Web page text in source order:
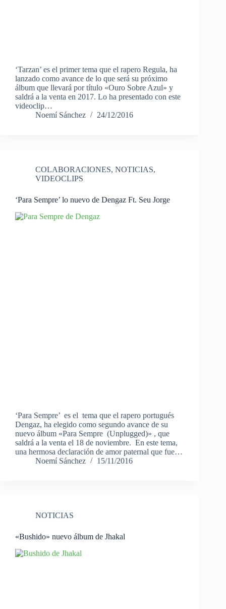
‘Tarzan’ es el primer tema que el rapero Regula, ha
lanzado como avance de lo que será su próximo
álbum que llevará por título «Ouro Sobre Azul» y
saldrá a la venta en 2017. Lo ha presentado con este
videoclip…
Noemí Sánchez
24/12/2016
COLABORACIONES, NOTICIAS,
VIDEOCLIPS
‘Para Sempre’ lo nuevo de Dengaz Ft. Seu Jorge
‘Para Sempre’ es el tema que el rapero portugués
Dengaz, ha elegido como segundo avance de su
nuevo álbum «Para Sempre (Unplugged)» , que
saldrá a la venta el 18 de noviembre. En este tema,
una hermosa declaración de amor paternal que fue…
Noemí Sánchez
15/11/2016
NOTICIAS
«Bushido» nuevo álbum de Jhakal